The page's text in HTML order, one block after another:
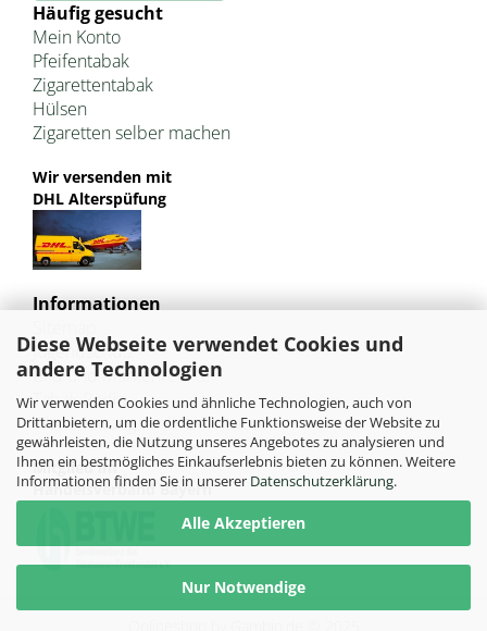
Diese Webseite verwendet Cookies und
andere Technologien
Wir verwenden Cookies und ähnliche Technologien, auch von
Drittanbietern, um die ordentliche Funktionsweise der Website zu
gewährleisten, die Nutzung unseres Angebotes zu analysieren und
Ihnen ein bestmögliches Einkaufserlebnis bieten zu können. Weitere
Informationen finden Sie in unserer Datenschutzerklärung.
Alle Akzeptieren
Nur Notwendige
Häufig gesucht
Mein Konto
Pfeifentabak
Zigarettentabak
Hülsen
Zigaretten selber machen
Wir versenden mit
DHL Alterspüfung
Informationen
Jugendschutz
Bild und Markenrechte
Tabak Pedia
Weiterleitung von HU-Tobacco
Mitglied im
Handelsverband Bayern